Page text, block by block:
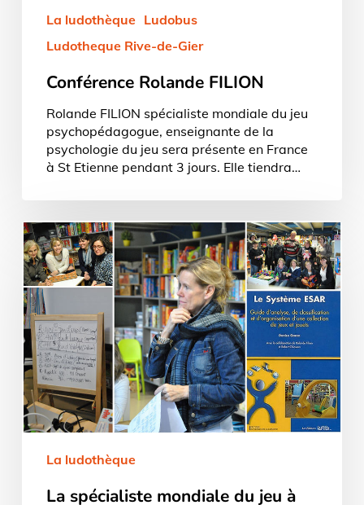
La ludothèque Ludobus
Ludotheque Rive-de-Gier
Conférence Rolande FILION
Rolande FILION spécialiste mondiale du jeu
psychopédagogue, enseignante de la
psychologie du jeu sera présente en France
à St Etienne pendant 3 jours. Elle tiendra…
La
spécialiste
mondiale
du
jeu
à
La
Ludothèque
La ludothèque
La spécialiste mondiale du jeu à